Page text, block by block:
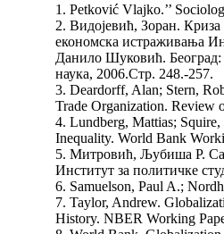
1. Petković Vlajko.’’
2. Видојевић, Зоран.
економска истраживања
Данило Шуковић. Београд:
наука, 2006.Стр. 248.-257.
3. Deardorff, Alan; Stern,
Trade Organization. Review
4. Lundberg, Mattias;
Inequality. World Bank
5. Митровић, Љубиша Р.
Институт за политичке
6. Samuelson, Paul A.;
7. Taylor, Andrew.
History. NBER Working